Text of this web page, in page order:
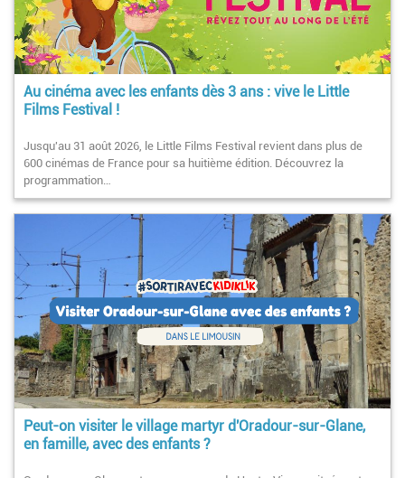
Au cinéma avec les enfants dès 3 ans : vive le Little
Films Festival !
Jusqu'au 31 août 2026, le Little Films Festival revient dans plus de
600 cinémas de France pour sa huitième édition. Découvrez la
programmation…
Peut-on visiter le village martyr d'Oradour-sur-Glane,
en famille, avec des enfants ?